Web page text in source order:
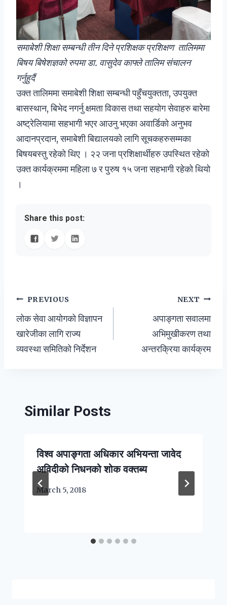
समाबेशी शिक्षा सम्बन्धी तीन दिने प्रशिक्षक प्रशिक्षण तालिममा
बिषय बिषेशज्ञको रुपमा डा. वासुदेव काफ्ले तालिम संचालन
गर्नुहुदैं
उक्त तालिममा समाबेशी शिक्षा सम्बन्धी पहुँचयुक्तता, उपयुक्त
बासस्थान, बिभेद नगर्नु क्षमता विकास तथा सहयोग सेवाहरु बारेमा
अष्ट्रेलियामा सहभागी भएर आउनु भएका अवार्डिको अनुभव
आदानप्रदान, समाबेशी बिद्यालयको लागि सूचकहरुसम्मका
बिषयबस्तु रहेको थिए । २२ जना प्रशिक्षार्थीहरु उपस्थित रहेको
उक्त कार्यक्रममा महिला ७ र पुरुष १५ जना सहभागी रहेको थियो
।
Share this post:
Post
navigation
PREVIOUS
लोक सेवा आयोगको विज्ञापन
खारेजीका लागि राज्य
व्यवस्था समितिको निर्देशन
NEXT
अपाङ्गता सवालमा
अभिमुखीकरण तथा
अन्तरक्रिया कार्यक्रम
Similar Posts
विश्व अपाङ्गता अधिकार अभियन्ता जावेद
अविदीको निधनको शोक वक्तब्य
March 5, 2018